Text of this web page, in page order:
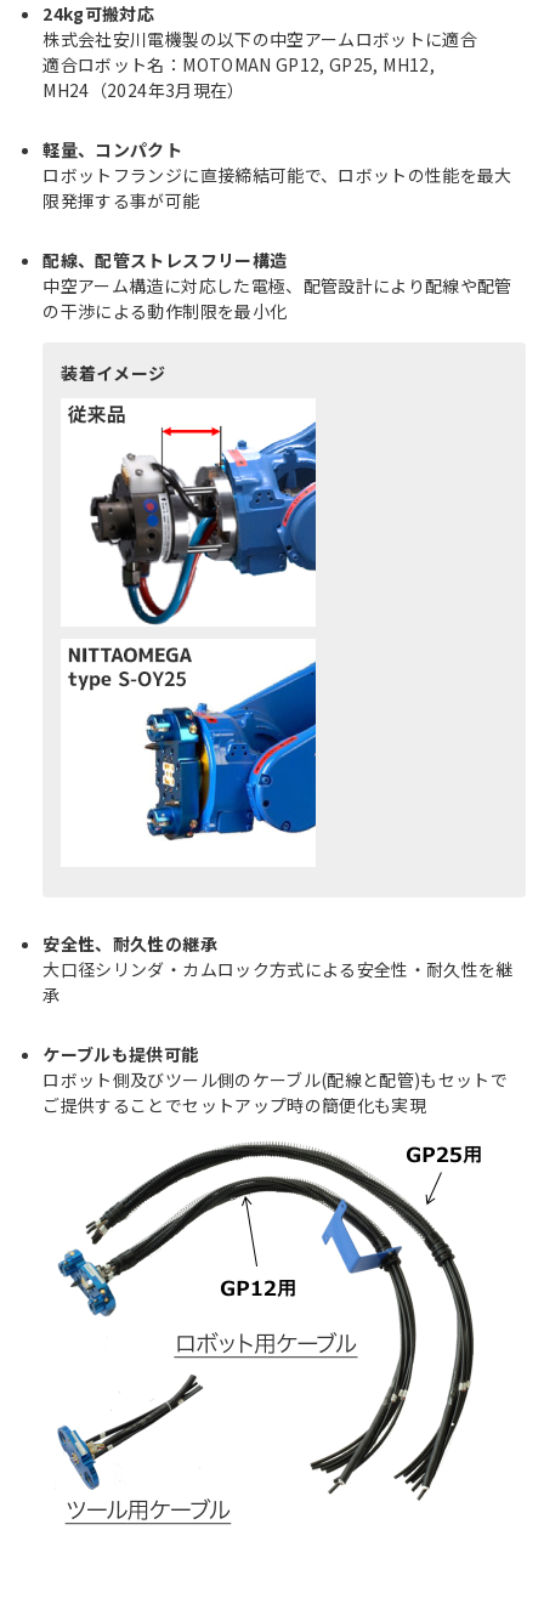
24kg可搬対応
株式会社安川電機製の以下の中空アームロボットに適合
適合ロボット名：MOTOMAN GP12, GP25, MH12,
MH24（2024年3月現在）
軽量、コンパクト
ロボットフランジに直接締結可能で、ロボットの性能を最大
限発揮する事が可能
配線、配管ストレスフリー構造
中空アーム構造に対応した電極、配管設計により配線や配管
の干渉による動作制限を最小化
装着イメージ
安全性、耐久性の継承
大口径シリンダ・カムロック方式による安全性・耐久性を継
承
ケーブルも提供可能
ロボット側及びツール側のケーブル(配線と配管)もセットで
ご提供することでセットアップ時の簡便化も実現